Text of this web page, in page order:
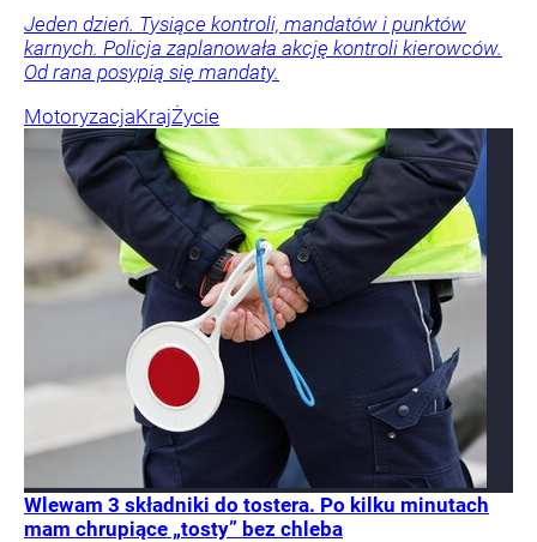
Jeden dzień. Tysiące kontroli, mandatów i punktów
karnych. Policja zaplanowała akcję kontroli kierowców.
Od rana posypią się mandaty.
MotoryzacjaKrajŻycie
Wlewam 3 składniki do tostera. Po kilku minutach
mam chrupiące „tosty” bez chleba